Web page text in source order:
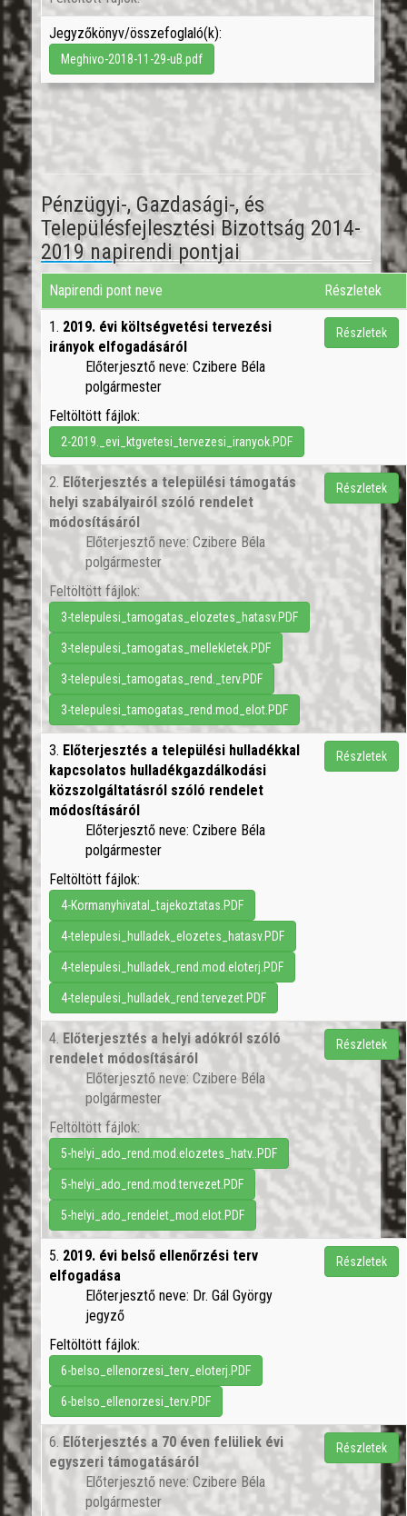
Jegyzőkönyv/összefoglaló(k):
Meghivo-2018-11-29-uB.pdf
Pénzügyi-, Gazdasági-, és
Településfejlesztési Bizottság 2014-
2019 napirendi pontjai
Napirendi pont neve Részletek
1. 2019. évi költségvetési tervezési
irányok elfogadásáról
Előterjesztő neve: Czibere Béla
polgármester
Feltöltött fájlok:
2-2019._evi_ktgvetesi_tervezesi_iranyok.PDF
Részletek
2. Előterjesztés a települési támogatás
helyi szabályairól szóló rendelet
módosításáról
Előterjesztő neve: Czibere Béla
polgármester
Feltöltött fájlok:
3-telepulesi_tamogatas_elozetes_hatasv.PDF
3-telepulesi_tamogatas_mellekletek.PDF
3-telepulesi_tamogatas_rend._terv.PDF
3-telepulesi_tamogatas_rend.mod_elot.PDF
Részletek
3. Előterjesztés a települési hulladékkal
kapcsolatos hulladékgazdálkodási
közszolgáltatásról szóló rendelet
módosításáról
Előterjesztő neve: Czibere Béla
polgármester
Feltöltött fájlok:
4-Kormanyhivatal_tajekoztatas.PDF
4-telepulesi_hulladek_elozetes_hatasv.PDF
4-telepulesi_hulladek_rend.mod.eloterj.PDF
4-telepulesi_hulladek_rend.tervezet.PDF
Részletek
4. Előterjesztés a helyi adókról szóló
rendelet módosításáról
Előterjesztő neve: Czibere Béla
polgármester
Feltöltött fájlok:
5-helyi_ado_rend.mod.elozetes_hatv..PDF
5-helyi_ado_rend.mod.tervezet.PDF
5-helyi_ado_rendelet_mod.elot.PDF
Részletek
5. 2019. évi belső ellenőrzési terv
elfogadása
Előterjesztő neve: Dr. Gál György
jegyző
Feltöltött fájlok:
6-belso_ellenorzesi_terv_eloterj.PDF
6-belso_ellenorzesi_terv.PDF
Részletek
6. Előterjesztés a 70 éven felüliek évi
egyszeri támogatásáról
Előterjesztő neve: Czibere Béla
polgármester
Részletek